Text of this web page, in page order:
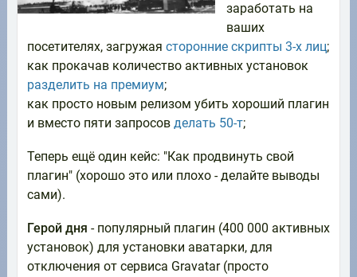
заработать на
ваших
посетителях, загружая сторонние скрипты 3-х лиц;
как прокачав количество активных установок
разделить на премиум;
как просто новым релизом убить хороший плагин
и вместо пяти запросов делать 50-т;
Теперь ещё один кейс: "Как продвинуть свой
плагин" (хорошо это или плохо - делайте выводы
сами).
Герой дня - популярный плагин (400 000 активных
установок) для установки аватарки, для
отключения от сервиса Gravatar (просто